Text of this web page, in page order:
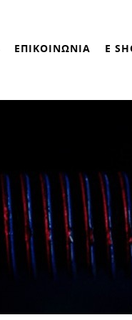
ΕΠΙΚΟΙΝΩΝΙΑ E